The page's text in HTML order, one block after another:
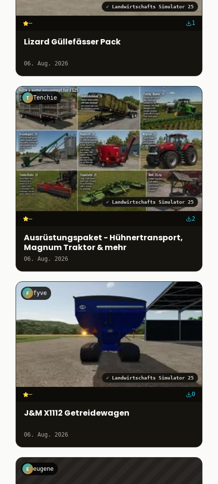
✓ Landwirtschafts Simulator 25
– 1
Lizard Güllefässer Pack
06. Aug. 2026
T Tenchie
✓ Landwirtschafts Simulator 25
– 2
Ausrüstungspaket - Hühnertransport,
Magnum Traktor & mehr
06. Aug. 2026
F fyve
✓ Landwirtschafts Simulator 25
– 0
J&M X1112 Getreidewagen
06. Aug. 2026
E eugene